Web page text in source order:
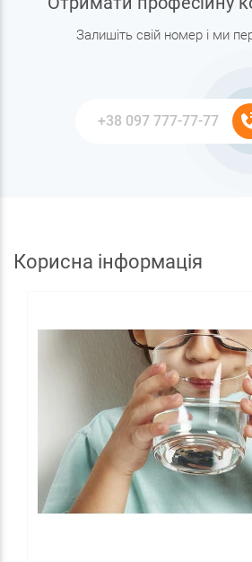
Залишіть свій номер і ми
Корисна інформація